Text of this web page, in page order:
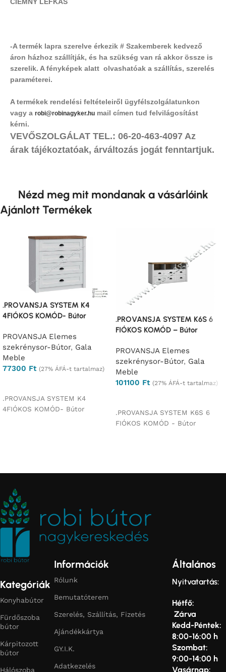
CIEMNY LEFKAS
-A termék lapra szerelve érkezik # Szakemberek kedvező
áron házhoz szállítják, és ha szükség van rá akkor össze is
szerelik. A fényképek alatt olvashatóak a szállítás, szerelés
paraméterei.
A termékek rendelési feltételeiről ügyfélszolgálatunkon
vagy a robi@robinagyker.hu mail címen tud felvilágosítást
kérni.
VEVŐSZOLGÁLAT TEL.: 06-20-463-4097 Az
árak tájékoztatóak, árváltozás jogát fenntartjuk.
Nézd meg mit mondanak a vásárlóink
Ajánlott Termékek
.PROVANSJA SYSTEM K4
4FIÓKOS KOMÓD- Bútor
PROVANSJA Elemes
szekrénysor-Bútor, Gala
Meble
77300 Ft (27% ÁFÁ-t tartalmaz)
.PROVANSJA SYSTEM K4
4FIÓKOS KOMÓD- Bútor
.PROVANSJA SYSTEM K6S 6
FIÓKOS KOMÓD – Bútor
PROVANSJA Elemes
szekrénysor-Bútor, Gala
Meble
101100 Ft (27% ÁFÁ-t tartalmaz)
.PROVANSJA SYSTEM K6S 6
FIÓKOS KOMÓD - Bútor
Kategóriák
Konyhabútor
Fürdőszoba
bútor
Kárpitozott
bútor
Hálószoba
Információk
Rólunk
Bemutatóterem
Szerelés, Szállítás, Fizetés
Ajándékkártya
GY.I.K.
Adatkezelés
Általános
Nyitvatartás:
Hétfő:
Zárva
Kedd-Péntek:
8:00-16:00 h
Szombat:
9:00-14:00 h
Vasárnap: